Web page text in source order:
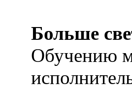
Больше
Обучению